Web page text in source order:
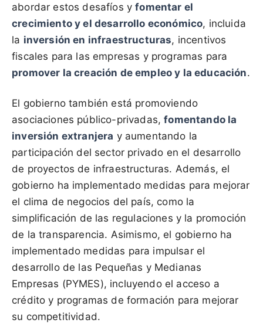
abordar estos desafíos yfomentar el
crecimiento y el desarrollo económico, incluida
la inversión en infraestructuras, incentivos
fiscales para las empresas y programas para
promover la creación de empleo y la educación.
El gobierno también está promoviendo
asociaciones público-privadas,fomentando la
inversión extranjera y aumentando la
participación del sector privado en el desarrollo
de proyectos de infraestructuras. Además, el
gobierno ha implementado medidas para mejorar
el clima de negocios del país, como la
simplificación de las regulaciones y la promoción
de la transparencia. Asimismo, el gobierno ha
implementado medidas para impulsar el
desarrollo de las Pequeñas y Medianas
Empresas (PYMES), incluyendo el acceso a
crédito y programas de formación para mejorar
su competitividad.